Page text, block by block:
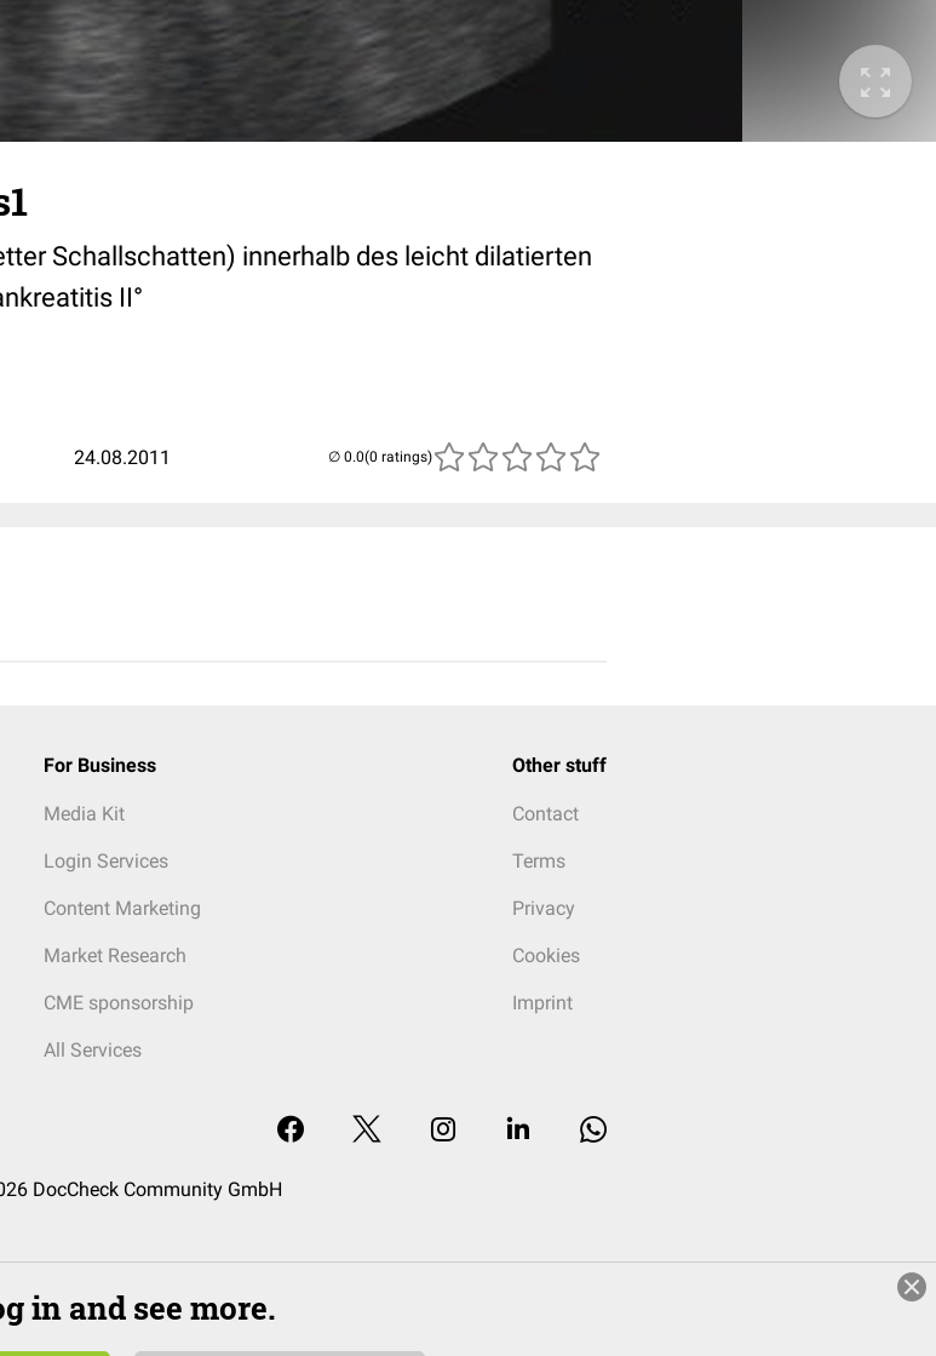
Schallschatten) innerhalb des leicht dilatierten
II°
24.08.2011 (0 ratings)
For Business
Media Kit
Login Services
Content Marketing
Market Research
CME sponsorship
All Services
Other stuff
Contact
Terms
Privacy
Cookies
Imprint
DocCheck Community GmbH
in and see more.